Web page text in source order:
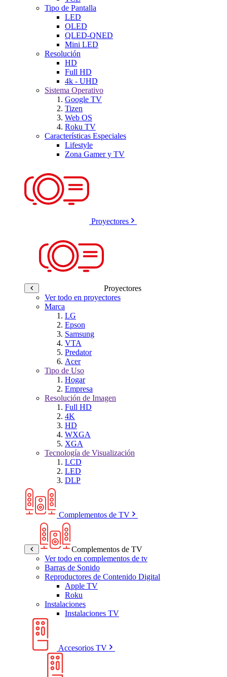
Tipo de Pantalla
LED
OLED
QLED-QNED
Mini LED
Resolución
HD
Full HD
4k - UHD
Sistema Operativo
Google TV
Tizen
Web OS
Roku TV
Características Especiales
Lifestyle
Zona Gamer y TV
Proyectores
Proyectores
Ver todo en proyectores
Marca
LG
Epson
Samsung
VTA
Predator
Acer
Tipo de Uso
Hogar
Empresa
Resolución de Imagen
Full HD
4K
HD
WXGA
XGA
Tecnología de Visualización
LCD
LED
DLP
Complementos de TV
Complementos de TV
Ver todo en complementos de tv
Barras de Sonido
Reproductores de Contenido Digital
Apple TV
Roku
Instalaciones
Instalaciones TV
Accesorios TV